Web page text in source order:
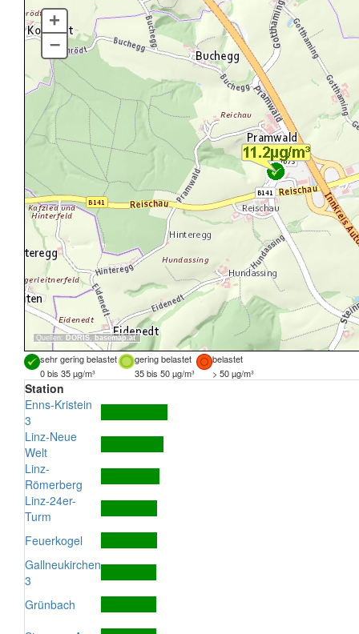
Quellen: DORIS, basemap.at
+
–
sehr gering belastet gering belastet
belastet
0 bis 35 µg/m³
35 bis 50 µg/m³ > 50 µg/m³
Station
Enns-Kristein
3
Linz-Neue
Welt
Linz-
Römerberg
Linz-24er-
Turm
Feuerkogel
Gallneukirchen
3
Grünbach